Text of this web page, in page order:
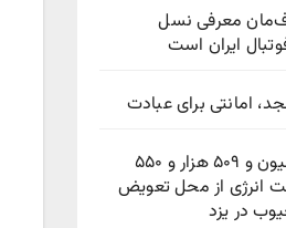
معرفی نسل
ایران است
امانتی برای عبادت
احصا دو میلیون و ۵۰۹ هزار و ۵۵۰
انرژی از محل تعویض
در یزد